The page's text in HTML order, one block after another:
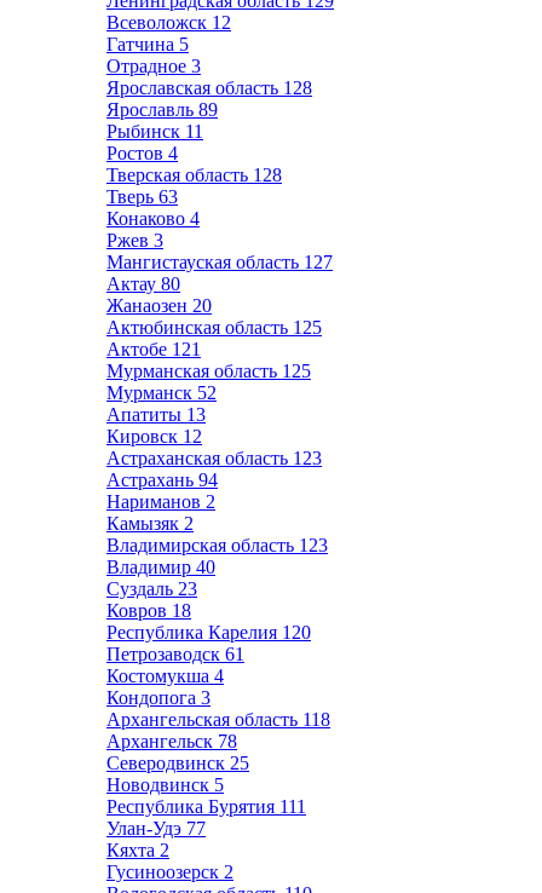
Всеволожск 12
Гатчина 5
Отрадное 3
Ярославская область 128
Ярославль 89
Рыбинск 11
Ростов 4
Тверская область 128
Тверь 63
Конаково 4
Ржев 3
Мангистауская область 127
Актау 80
Жанаозен 20
Актюбинская область 125
Актобе 121
Мурманская область 125
Мурманск 52
Апатиты 13
Кировск 12
Астраханская область 123
Астрахань 94
Нариманов 2
Камызяк 2
Владимирская область 123
Владимир 40
Суздаль 23
Ковров 18
Республика Карелия 120
Петрозаводск 61
Костомукша 4
Кондопога 3
Архангельская область 118
Архангельск 78
Северодвинск 25
Новодвинск 5
Республика Бурятия 111
Улан-Удэ 77
Кяхта 2
Гусиноозерск 2